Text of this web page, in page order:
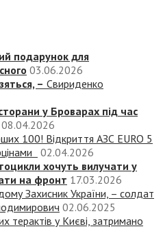
подарунок для
03.06.2026
– Свириденко
у Броварах під час
08.04.2026
100! Відкриття АЗС EURO 5
02.04.2026
хочуть вилучати у
на фронт 17.03.2026
Захисник України, – солдат
02.06.2025
терактів у Києві, затримано